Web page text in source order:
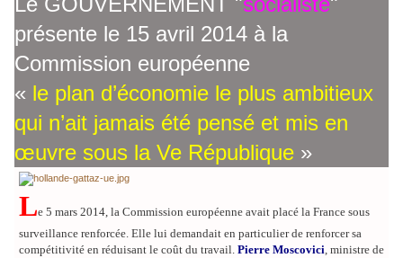
présente le 15 avril 2014 à la
Commission européenne
« le plan d’économie le plus ambitieux
qui n’ait jamais été pensé et mis en
œuvre sous la Ve République »
Le 5 mars 2014, la Commission européenne avait placé la France sous
surveillance renforcée. Elle lui demandait en particulier de renforcer sa
compétitivité en réduisant le coût du travail. Pierre Moscovici, ministre de